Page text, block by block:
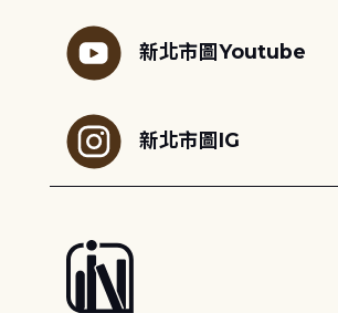
新北市圖Youtube
新北市圖IG